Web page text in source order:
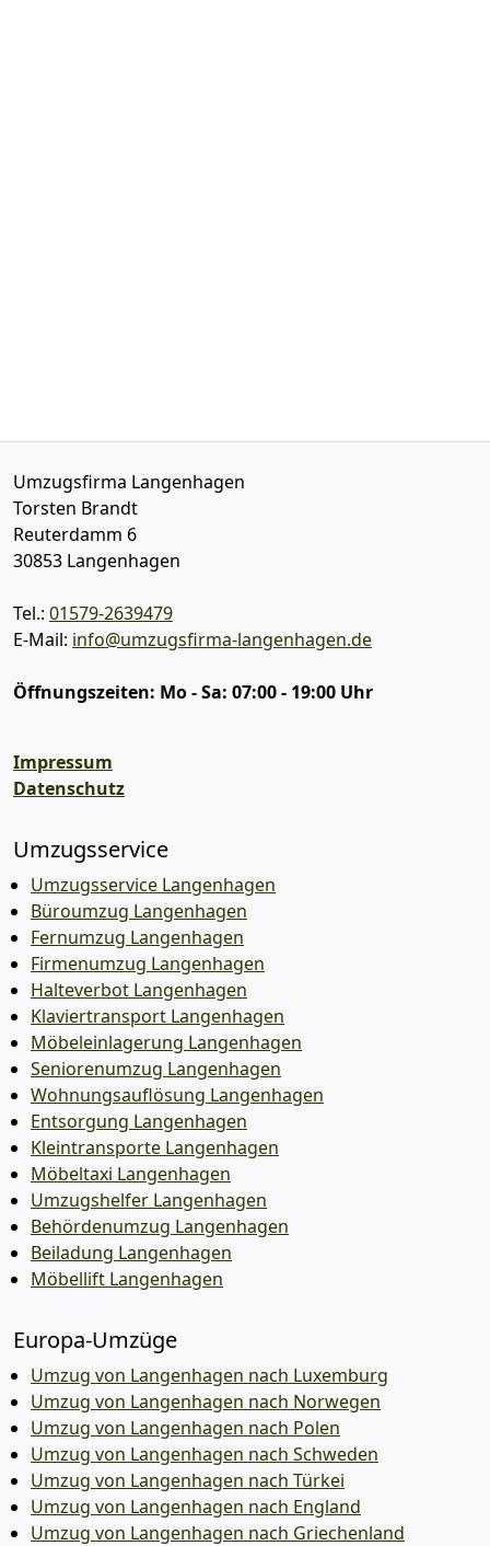
Umzugsfirma Langenhagen
Torsten Brandt
Reuterdamm 6
30853 Langenhagen
Tel.: 01579-2639479
E-Mail: info@umzugsfirma-langenhagen.de
Öffnungszeiten: Mo - Sa: 07:00 - 19:00 Uhr
Impressum
Datenschutz
Umzugsservice
Umzugsservice Langenhagen
Büroumzug Langenhagen
Fernumzug Langenhagen
Firmenumzug Langenhagen
Halteverbot Langenhagen
Klaviertransport Langenhagen
Möbeleinlagerung Langenhagen
Seniorenumzug Langenhagen
Wohnungsauflösung Langenhagen
Entsorgung Langenhagen
Kleintransporte Langenhagen
Möbeltaxi Langenhagen
Umzugshelfer Langenhagen
Behördenumzug Langenhagen
Beiladung Langenhagen
Möbellift Langenhagen
Europa-Umzüge
Umzug von Langenhagen nach Luxemburg
Umzug von Langenhagen nach Norwegen
Umzug von Langenhagen nach Polen
Umzug von Langenhagen nach Schweden
Umzug von Langenhagen nach Türkei
Umzug von Langenhagen nach England
Umzug von Langenhagen nach Griechenland